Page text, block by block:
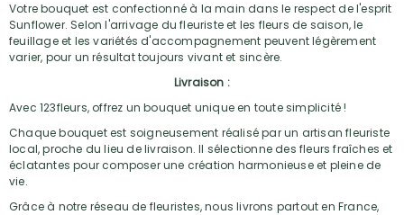
Votre bouquet est confectionné à la main dans le respect de l'esprit
Sunflower. Selon l'arrivage du fleuriste et les fleurs de saison, le
feuillage et les variétés d'accompagnement peuvent légèrement
varier, pour un résultat toujours vivant et sincère.
Livraison :
Avec 123fleurs, offrez un bouquet unique en toute simplicité !
Chaque bouquet est soigneusement réalisé par un artisan fleuriste
local, proche du lieu de livraison. Il sélectionne des fleurs fraîches et
éclatantes pour composer une création harmonieuse et pleine de
vie.
Grâce à notre réseau de fleuristes, nous livrons partout en France,